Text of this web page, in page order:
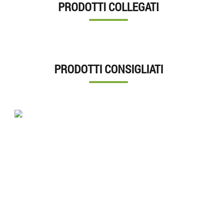
PRODOTTI COLLEGATI
PRODOTTI CONSIGLIATI